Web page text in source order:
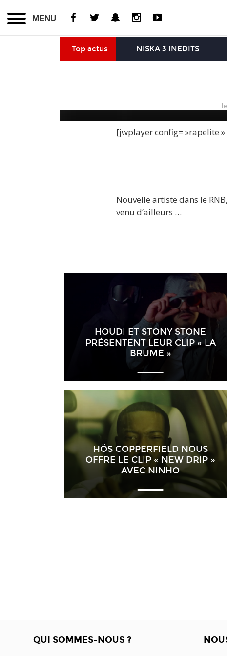
MENU
Top actus NISKA 3 INEDITS
[jwplayer config= »rapelite
Nouvelle artiste dans le
venu d’ailleurs …
HOUDI ET STONY STONE
PRÉSENTENT LEUR CLIP « LA
BRUME »
HÖS COPPERFIELD NOUS
OFFRE LE CLIP « NEW DRIP »
AVEC NINHO
QUI SOMMES-NOUS ?